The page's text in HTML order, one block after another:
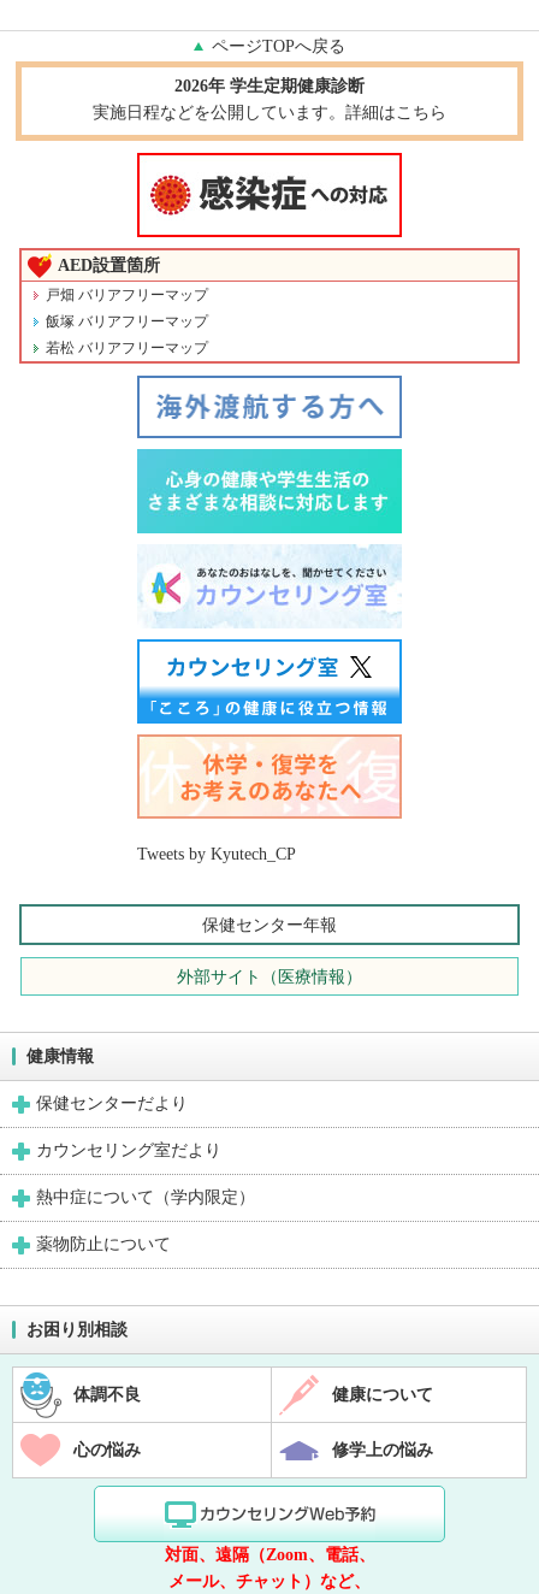
ページTOPへ戻る
2026年 学生定期健康診断
実施日程などを公開しています。詳細はこちら
AED設置箇所
戸畑 バリアフリーマップ
飯塚 バリアフリーマップ
若松 バリアフリーマップ
Tweets by Kyutech_CP
保健センター年報
外部サイト（医療情報）
健康情報
保健センターだより
カウンセリング室だより
熱中症について（学内限定）
薬物防止について
お困り別相談
体調不良 健康について
心の悩み 修学上の悩み
対面、遠隔（Zoom、電話、
メール、チャット）など、